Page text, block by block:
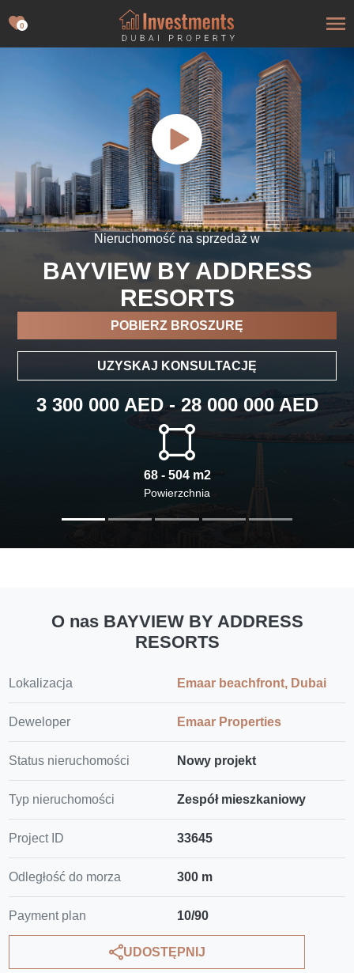
0
Nieruchomość na sprzedaż w
BAYVIEW BY ADDRESS
RESORTS
POBIERZ BROSZURĘ
UZYSKAJ KONSULTACJĘ
3 300 000 AED - 28 000 000 AED
68 - 504 m2
Powierzchnia
O nas BAYVIEW BY ADDRESS
RESORTS
Lokalizacja Emaar beachfront, Dubai
Deweloper Emaar Properties
Status nieruchomości Nowy projekt
Typ nieruchomości Zespół mieszkaniowy
Project ID 33645
Odległość do morza 300 m
Payment plan 10/90
UDOSTĘPNIJ